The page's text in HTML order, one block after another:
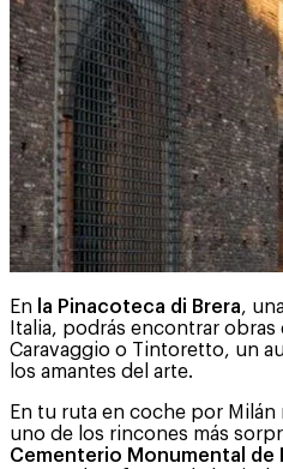
En la Pinacoteca di Brera,
Italia, podrás encontrar obras
Caravaggio o Tintoretto, un
los amantes del arte.
En tu ruta en coche por
uno de los rincones más
Cementerio Monumental de